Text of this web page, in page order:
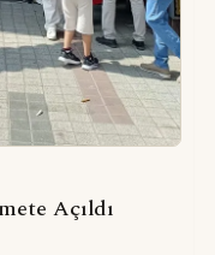
Açıldı